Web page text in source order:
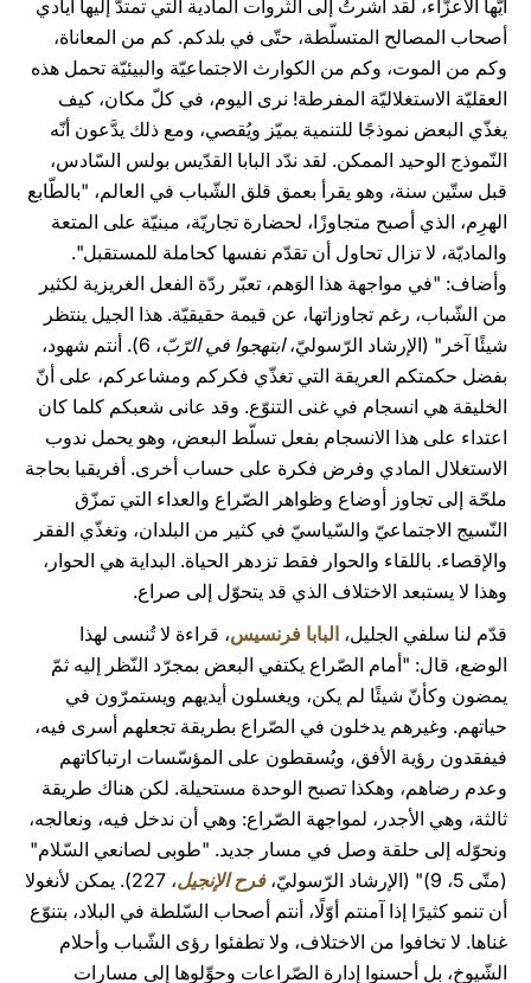
أيّها الأعزّاء، لقد أشرتُ إلى الثّروات المادية التي تمتدّ إليها أيادي
أصحاب المصالح المتسلّطة، حتّى في بلدكم. كم من المعاناة،
وكم من الموت، وكم من الكوارث الاجتماعيّة والبيئيّة تحمل هذه
العقليّة الاستغلاليّة المفرطة! نرى اليوم، في كلّ مكان، كيف
يغذّي البعض نموذجًا للتنمية يميّز ويُقصي، ومع ذلك يدَّعون أنّه
النّموذج الوحيد الممكن. لقد ندّد البابا القدّيس بولس السّادس،
قبل ستّين سنة، وهو يقرأ بعمق قلق الشّباب في العالم، "بالطّابع
الهرِم، الذي أصبح متجاوزًا، لحضارة تجاريّة، مبنيّة على المتعة
والماديّة، لا تزال تحاول أن تقدّم نفسها كحاملة للمستقبل".
وأضاف: "في مواجهة هذا الوَهم، تعبّر ردّة الفعل الغريزية لكثير
من الشّباب، رغم تجاوزاتها، عن قيمة حقيقيّة. هذا الجيل ينتظر
شيئًا آخر" (الإرشاد الرّسوليّ،ابتهجوا في الرّبّ
، 6). أنتم شهود،
بفضل حكمتكم العريقة التي تغذّي فكركم ومشاعركم، على أنّ
الخليقة هي انسجام في غنى التنوّع. وقد عانى شعبكم كلما كان
اعتداء على هذا الانسجام بفعل تسلّط البعض، وهو يحمل ندوب
الاستغلال المادي وفرض فكرة على حساب أخرى. أفريقيا بحاجة
ملحّة إلى تجاوز أوضاع وظواهر الصّراع والعداء التي تمزّق
النّسيج الاجتماعيّ والسّياسيّ في كثير من البلدان، وتغذّي الفقر
والإقصاء. باللقاء والحوار فقط تزدهر الحياة. البداية هي الحوار،
وهذا لا يستبعد الاختلاف الذي قد يتحوّل إلى صراع.
قدّم لنا سلفي الجليل، البابا فرنسيس، قراءة لا تُنسى لهذا
الوضع، قال: "أمام الصّراع يكتفي البعض بمجرّد النّظر إليه ثمّ
يمضون وكأنّ شيئًا لم يكن، ويغسلون أيديهم ويستمرّون في
حياتهم. وغيرهم يدخلون في الصّراع بطريقة تجعلهم أسرى فيه،
فيفقدون رؤية الأفق، ويُسقطون على المؤسّسات ارتباكاتهم
وعدم رضاهم، وهكذا تصبح الوحدة مستحيلة. لكن هناك طريقة
ثالثة، وهي الأجدر، لمواجهة الصّراع: وهي أن ندخل فيه، ونعالجه،
ونحوّله إلى حلقة وصل في مسار جديد. "طوبى لصانعي السّلام"
(متّى 5، 9)" (الإرشاد الرّسوليّ،
فرح الإنجيل
، 227). يمكن لأنغولا
أن تنمو كثيرًا إذا آمنتم أوّلًا، أنتم أصحاب السّلطة في البلاد، بتنوّع
غناها. لا تخافوا من الاختلاف، ولا تطفئوا رؤى الشّباب وأحلام
الشّيوخ، بل أحسنوا إدارة الصّراعات وحوِّلوها إلى مسارات